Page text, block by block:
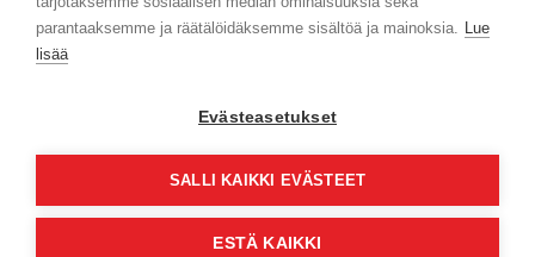
Selaa tuotteita
Maksa turvallisesti
parantaaksemme ja räätälöidäksemme sisältöä ja mainoksia. Lue
lisää
Evästeasetukset
SALLI KAIKKI EVÄSTEET
ESTÄ KAIKKI